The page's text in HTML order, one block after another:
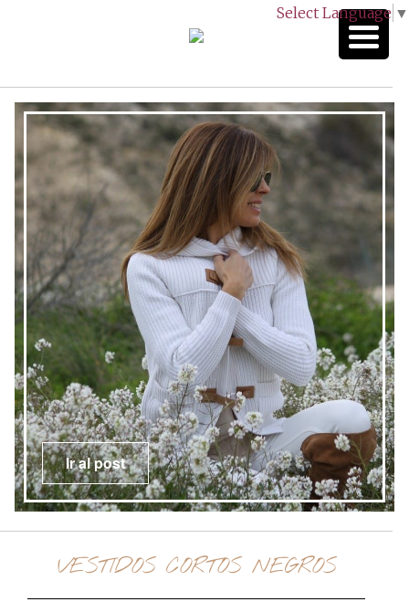
Select Language ▼
Ir al post
VESTIDOS CORTOS NEGROS